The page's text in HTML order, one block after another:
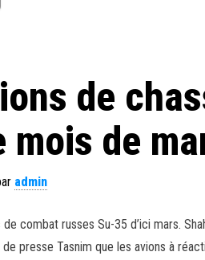
de
mois de
admin
combat russes Su-35 d’ici mars.
presse Tasnim que les avions à